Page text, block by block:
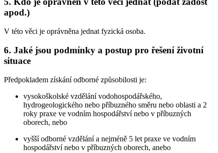
apod.)
V této věci je oprávněna jednat fyzická osoba.
6. Jaké jsou podmínky a postup pro řešení životní
situace
Předpokladem získání odborné způsobilosti je:
vysokoškolské vzdělání vodohospodářského,
hydrogeologického nebo příbuzného směru nebo oblasti a 2
roky praxe ve vodním hospodářství nebo v příbuzných
oborech, nebo
vyšší odborné vzdělání a nejméně 5 let praxe ve vodním
hospodářství nebo v příbuzných oborech, anebo